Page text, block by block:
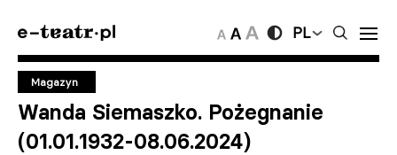
PL
Magazyn
Wanda Siemaszko. Pożegnanie
(01.01.1932-08.06.2024)